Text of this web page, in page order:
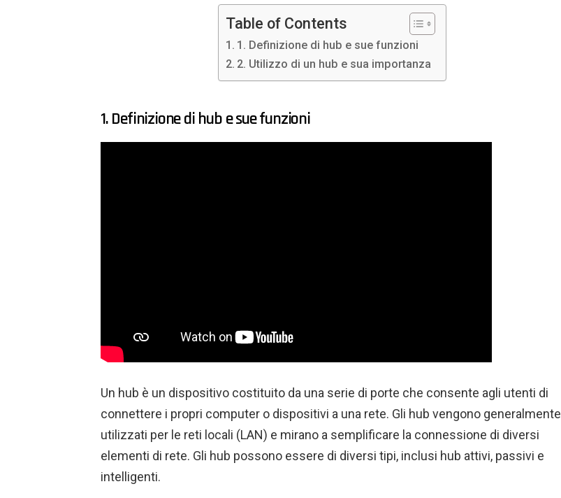
Table of Contents
1. Definizione di hub e sue funzioni
2. Utilizzo di un hub e sua importanza
1. Definizione di hub e sue funzioni
Un hub è un dispositivo costituito da una serie di porte che consente agli utenti di
connettere i propri computer o dispositivi a una rete. Gli hub vengono generalmente
utilizzati per le reti locali (LAN) e mirano a semplificare la connessione di diversi
elementi di rete. Gli hub possono essere di diversi tipi, inclusi hub attivi, passivi e
intelligenti.